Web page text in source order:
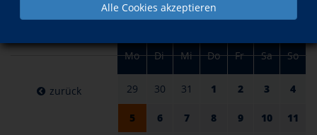
Alle Cookies akzeptieren
Mo Di Mi Do Fr Sa So
29 30 31 1 2 3 4
5 6 7 8 9 10 11
2026
zurück